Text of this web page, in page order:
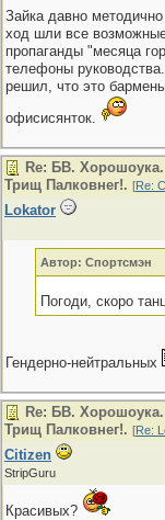
Зайка давно
ход шли все
пропаганды "месяца
телефоны
решил, что это
офисисянток.
Re: БВ.
Трищ Палковнег!. [Re:
Lokator
Автор: Спортсмэн
Погоди, скоро
Гендерно-нейтральных
Re: БВ.
Трищ Палковнег!. [Re:
Citizen
StripGuru
Красивых?